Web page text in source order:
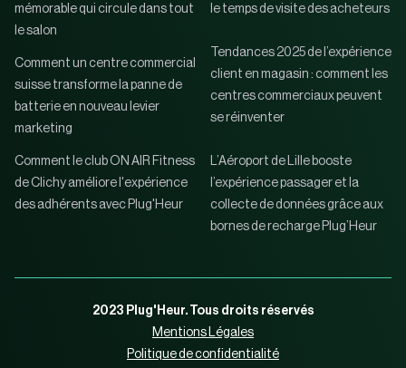
mémorable qui circule dans tout
le salon
Comment un centre commercial
suisse transforme la panne de
batterie en nouveau levier
marketing
Comment le club ON AIR Fitness
de Clichy améliore l'expérience
des adhérents avec Plug'Heur
le temps de visite des acheteurs
Tendances 2025 de l’expérience
client en magasin : comment les
centres commerciaux peuvent
se réinventer
L’Aéroport de Lille booste
l’expérience passager et la
collecte de données grâce aux
bornes de recharge Plug’Heur
2023 Plug'Heur. Tous droits réservés
Mentions Légales
Politique de confidentialité